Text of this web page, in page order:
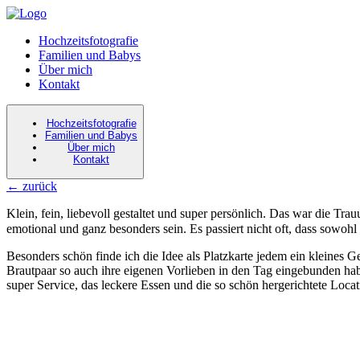
Hochzeitsfotografie
Familien und Babys
Über mich
Kontakt
Hochzeitsfotografie
Familien und Babys
Über mich
Kontakt
← zurück
Klein, fein, liebevoll gestaltet und super persönlich. Das war die
emotional und ganz besonders sein. Es passiert nicht oft, dass
Besonders schön finde ich die Idee als Platzkarte jedem ein kleines
Brautpaar so auch ihre eigenen Vorlieben in den Tag eingebunden
super Service, das leckere Essen und die so schön hergerichtete